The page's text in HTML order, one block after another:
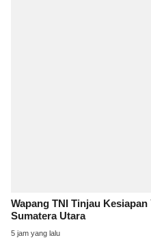
Wapang TNI Tinjau
Sumatera Utara
5 jam yang lalu